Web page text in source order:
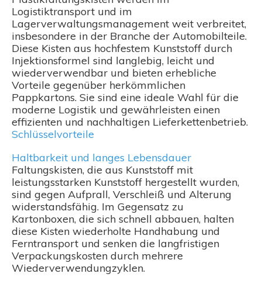
Logistiktransport und im
Lagerverwaltungsmanagement weit verbreitet,
insbesondere in der Branche der Automobilteile.
Diese Kisten aus hochfestem Kunststoff durch
Injektionsformel sind langlebig, leicht und
wiederverwendbar und bieten erhebliche
Vorteile gegenüber herkömmlichen
Pappkartons. Sie sind eine ideale Wahl für die
moderne Logistik und gewährleisten einen
effizienten und nachhaltigen Lieferkettenbetrieb.
Schlüsselvorteile
Haltbarkeit und langes Lebensdauer
Faltungskisten, die aus Kunststoff mit
leistungsstarken Kunststoff hergestellt wurden,
sind gegen Aufprall, Verschleiß und Alterung
widerstandsfähig. Im Gegensatz zu
Kartonboxen, die sich schnell abbauen, halten
diese Kisten wiederholte Handhabung und
Ferntransport und senken die langfristigen
Verpackungskosten durch mehrere
Wiederverwendungzyklen.